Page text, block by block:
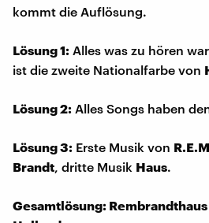
kommt die Auflösung.
Lösung 1: Alles was zu hören
ist die zweite Nationalfarbe von
Lösung 2: Alles Songs haben
Lösung 3: Erste Musik von
Brandt , dritte Musik Haus.
Gesamtlösung: